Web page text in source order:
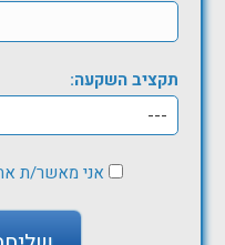
תקציב השקעה:
אני מאשר/ת